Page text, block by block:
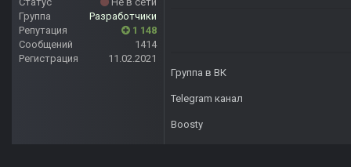
Группа
Разработчики
Репутация
1 148
Сообщений
1414
Регистрация
11.02.2021
Группа в ВК
Telegram канал
Boosty